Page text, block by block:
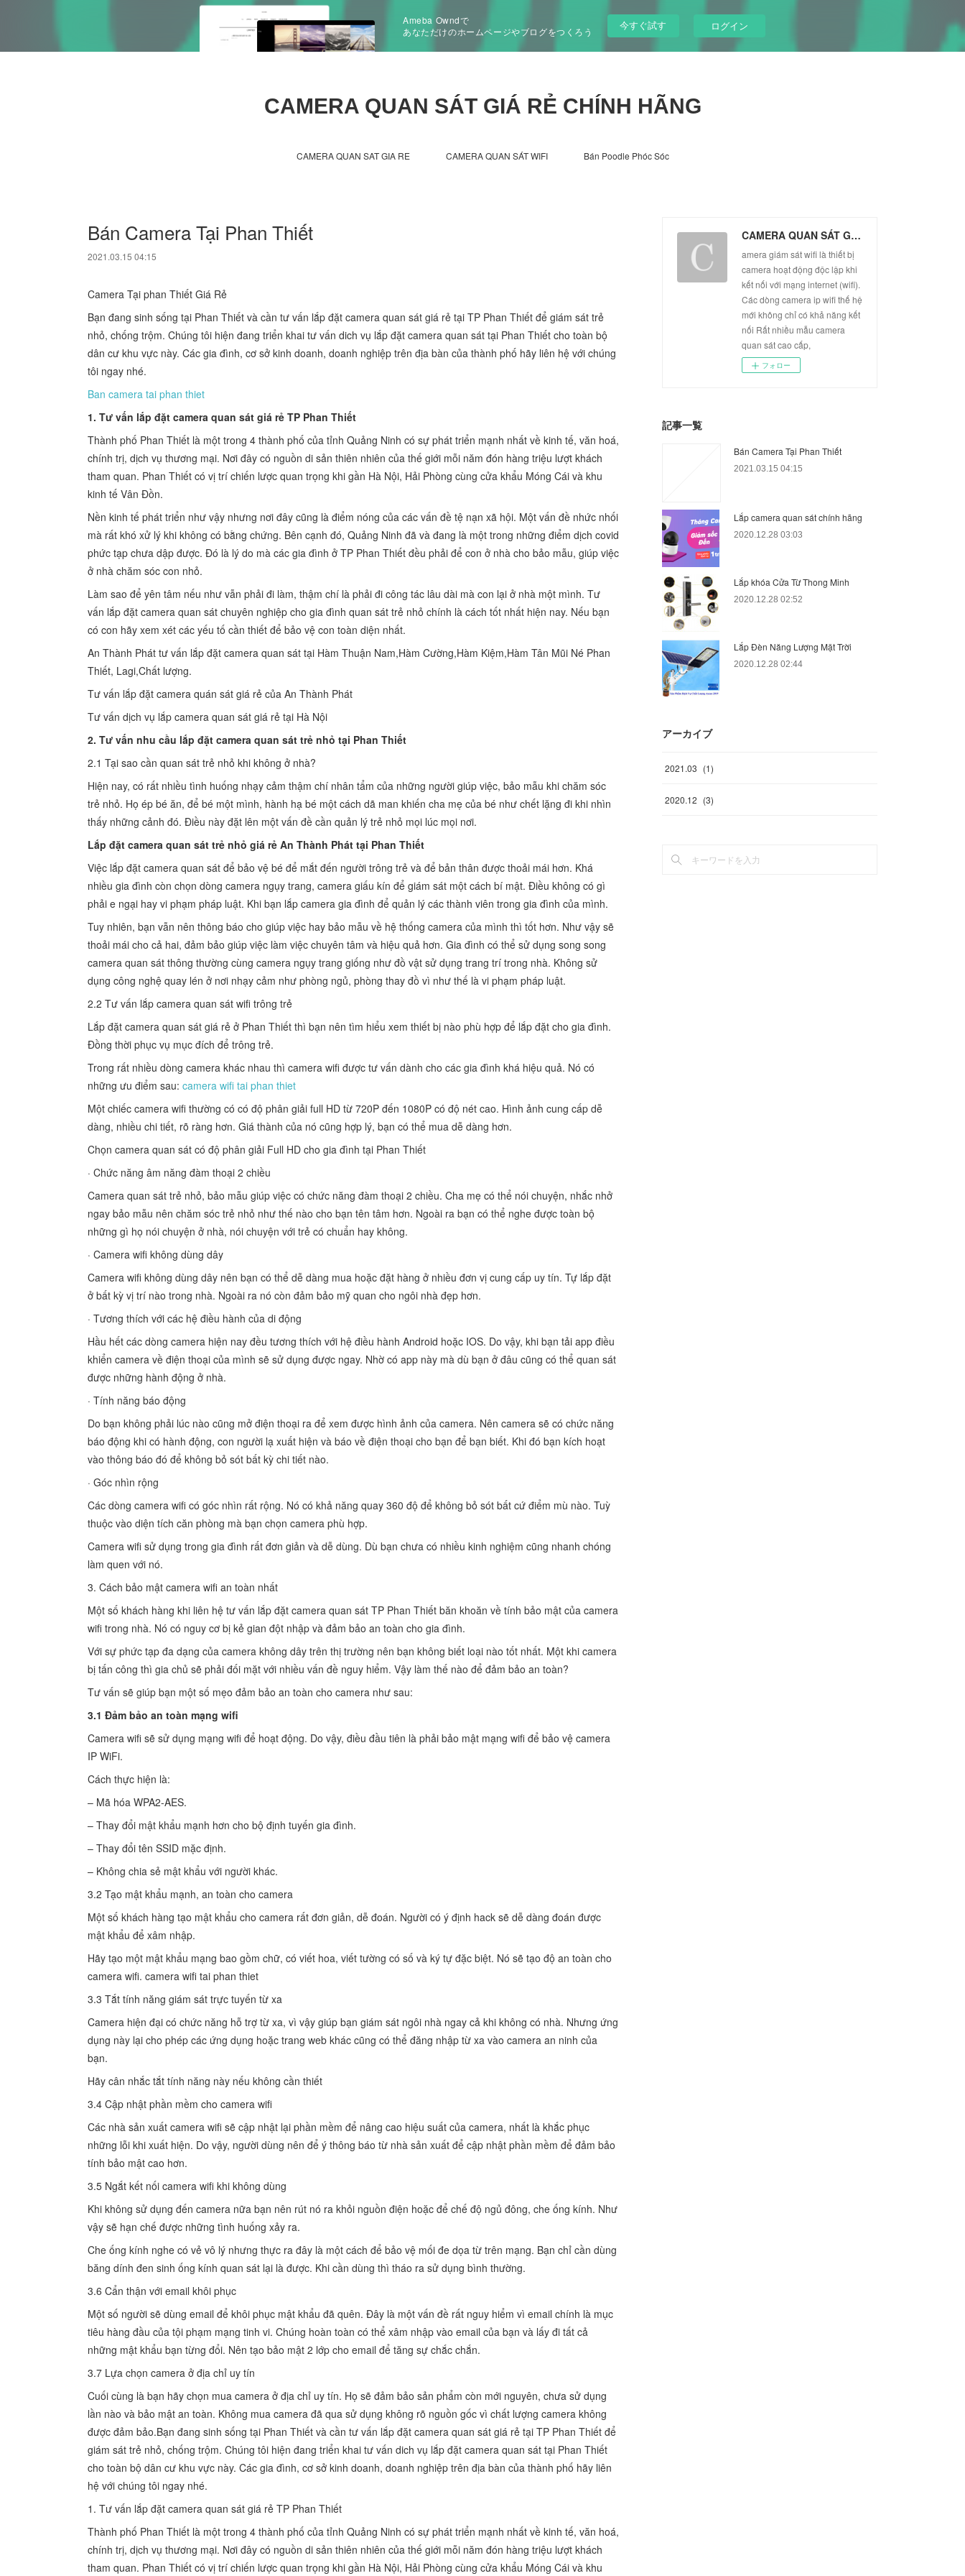
Ameba Owndで
あなただけのホームページやブログをつくろう
今すぐ試す ログイン
CAMERA QUAN SÁT GIÁ RẺ CHÍNH HÃNG
CAMERA QUAN SAT GIA RE CAMERA QUAN SÁT WIFI Bán Poodle Phóc Sóc
Bán Camera Tại Phan Thiết
2021.03.15 04:15
Camera Tại phan Thiết Giá Rẻ
Bạn đang sinh sống tại Phan Thiết và cần tư vấn lắp đặt camera quan sát giá rẻ tại TP Phan Thiết để giám sát trẻ
nhỏ, chống trộm. Chúng tôi hiện đang triển khai tư vấn dich vụ lắp đặt camera quan sát tại Phan Thiết cho toàn bộ
dân cư khu vực này. Các gia đình, cơ sở kinh doanh, doanh nghiệp trên địa bàn của thành phố hãy liên hệ với chúng
tôi ngay nhé.
Ban camera tai phan thiet
1. Tư vấn lắp đặt camera quan sát giá rẻ TP Phan Thiết
Thành phố Phan Thiết là một trong 4 thành phố của tỉnh Quảng Ninh có sự phát triển mạnh nhất về kinh tế, văn hoá,
chính trị, dịch vụ thương mại. Nơi đây có nguồn di sản thiên nhiên của thế giới mỗi năm đón hàng triệu lượt khách
tham quan. Phan Thiết có vị trí chiến lược quan trọng khi gần Hà Nội, Hải Phòng cùng cửa khẩu Móng Cái và khu
kinh tế Vân Đồn.
Nền kinh tế phát triển như vậy nhưng nơi đây cũng là điểm nóng của các vấn đề tệ nạn xã hội. Một vấn đề nhức nhối
mà rất khó xử lý khi không có bằng chứng. Bên cạnh đó, Quảng Ninh đã và đang là một trong những điểm dịch covid
phức tạp chưa dập được. Đó là lý do mà các gia đình ở TP Phan Thiết đều phải để con ở nhà cho bảo mẫu, giúp việc
ở nhà chăm sóc con nhỏ.
Làm sao để yên tâm nếu như vẫn phải đi làm, thậm chí là phải đi công tác lâu dài mà con lại ở nhà một mình. Tư
vấn lắp đặt camera quan sát chuyên nghiệp cho gia đình quan sát trẻ nhỏ chính là cách tốt nhất hiện nay. Nếu bạn
có con hãy xem xét các yếu tố cần thiết để bảo vệ con toàn diện nhất.
An Thành Phát tư vấn lắp đặt camera quan sát tại Hàm Thuận Nam,Hàm Cường,Hàm Kiệm,Hàm Tân Mũi Né Phan
Thiết, Lagi,Chất lượng.
Tư vấn lắp đặt camera quán sát giá rẻ của An Thành Phát
Tư vấn dịch vụ lắp camera quan sát giá rẻ tại Hà Nội
2. Tư vấn nhu cầu lắp đặt camera quan sát trẻ nhỏ tại Phan Thiết
2.1 Tại sao cần quan sát trẻ nhỏ khi không ở nhà?
Hiện nay, có rất nhiều tình huống nhạy cảm thậm chí nhân tẩm của những người giúp việc, bảo mẫu khi chăm sóc
trẻ nhỏ. Họ ép bé ăn, để bé một mình, hành hạ bé một cách dã man khiến cha mẹ của bé như chết lặng đi khi nhìn
thấy những cảnh đó. Điều này đặt lên một vấn đề cần quản lý trẻ nhỏ mọi lúc mọi nơi.
Lắp đặt camera quan sát trẻ nhỏ giá rẻ An Thành Phát tại Phan Thiết
Việc lắp đặt camera quan sát để bảo vệ bé để mắt đến người trông trẻ và để bản thân được thoải mái hơn. Khá
nhiều gia đình còn chọn dòng camera ngụy trang, camera giấu kín để giám sát một cách bí mật. Điều không có gì
phải e ngại hay vi phạm pháp luật. Khi bạn lắp camera gia đình để quản lý các thành viên trong gia đình của mình.
Tuy nhiên, bạn vẫn nên thông báo cho giúp việc hay bảo mẫu về hệ thống camera của mình thì tốt hơn. Như vậy sẽ
thoải mái cho cả hai, đảm bảo giúp việc làm việc chuyên tâm và hiệu quả hơn. Gia đình có thể sử dụng song song
camera quan sát thông thường cùng camera ngụy trang giống như đồ vật sử dụng trang trí trong nhà. Không sử
dụng công nghệ quay lén ở nơi nhạy cảm như phòng ngủ, phòng thay đồ vì như thế là vi phạm pháp luật.
2.2 Tư vấn lắp camera quan sát wifi trông trẻ
Lắp đặt camera quan sát giá rẻ ở Phan Thiết thì bạn nên tìm hiểu xem thiết bị nào phù hợp để lắp đặt cho gia đình.
Đồng thời phục vụ mục đích để trông trẻ.
Trong rất nhiều dòng camera khác nhau thì camera wifi được tư vấn dành cho các gia đình khá hiệu quả. Nó có
những ưu điểm sau: camera wifi tai phan thiet
Một chiếc camera wifi thường có có độ phân giải full HD từ 720P đến 1080P có độ nét cao. Hình ảnh cung cấp dễ
dàng, nhiều chi tiết, rõ ràng hơn. Giá thành của nó cũng hợp lý, bạn có thể mua dễ dàng hơn.
Chọn camera quan sát có độ phân giải Full HD cho gia đình tại Phan Thiết
· Chức năng âm năng đàm thoại 2 chiều
Camera quan sát trẻ nhỏ, bảo mẫu giúp việc có chức năng đàm thoại 2 chiều. Cha mẹ có thể nói chuyện, nhắc nhở
ngay bảo mẫu nên chăm sóc trẻ nhỏ như thế nào cho bạn tên tâm hơn. Ngoài ra bạn có thể nghe được toàn bộ
những gì họ nói chuyện ở nhà, nói chuyện với trẻ có chuẩn hay không.
· Camera wifi không dùng dây
Camera wifi không dùng dây nên bạn có thể dễ dàng mua hoặc đặt hàng ở nhiều đơn vị cung cấp uy tín. Tự lắp đặt
ở bất kỳ vị trí nào trong nhà. Ngoài ra nó còn đảm bảo mỹ quan cho ngôi nhà đẹp hơn.
· Tương thích với các hệ điều hành của di động
Hầu hết các dòng camera hiện nay đều tương thích với hệ điều hành Android hoặc IOS. Do vậy, khi bạn tải app điều
khiển camera về điện thoại của mình sẽ sử dụng được ngay. Nhờ có app này mà dù bạn ở đâu cũng có thể quan sát
được những hành động ở nhà.
· Tính năng báo động
Do bạn không phải lúc nào cũng mở điện thoại ra để xem được hình ảnh của camera. Nên camera sẽ có chức năng
báo động khi có hành động, con người lạ xuất hiện và báo về điện thoại cho bạn để bạn biết. Khi đó bạn kích hoạt
vào thông báo đó để không bỏ sót bất kỳ chi tiết nào.
· Góc nhìn rộng
Các dòng camera wifi có góc nhìn rất rộng. Nó có khả năng quay 360 độ để không bỏ sót bất cứ điểm mù nào. Tuỳ
thuộc vào diện tích căn phòng mà bạn chọn camera phù hợp.
Camera wifi sử dụng trong gia đình rất đơn giản và dễ dùng. Dù bạn chưa có nhiều kinh nghiệm cũng nhanh chóng
làm quen với nó.
3. Cách bảo mật camera wifi an toàn nhất
Một số khách hàng khi liên hệ tư vấn lắp đặt camera quan sát TP Phan Thiết băn khoăn về tính bảo mật của camera
wifi trong nhà. Nó có nguy cơ bị kẻ gian đột nhập và đảm bảo an toàn cho gia đình.
Với sự phức tạp đa dạng của camera không dây trên thị trường nên bạn không biết loại nào tốt nhất. Một khi camera
bị tấn công thì gia chủ sẽ phải đối mặt với nhiều vấn đề nguy hiểm. Vậy làm thế nào để đảm bảo an toàn?
Tư vấn sẽ giúp bạn một số mẹo đảm bảo an toàn cho camera như sau:
3.1 Đảm bảo an toàn mạng wifi
Camera wifi sẽ sử dụng mạng wifi để hoạt động. Do vậy, điều đầu tiên là phải bảo mật mạng wifi để bảo vệ camera
IP WiFi.
Cách thực hiện là:
– Mã hóa WPA2-AES.
– Thay đổi mật khẩu mạnh hơn cho bộ định tuyến gia đình.
– Thay đổi tên SSID mặc định.
– Không chia sẻ mật khẩu với người khác.
3.2 Tạo mật khẩu mạnh, an toàn cho camera
Một số khách hàng tạo mật khẩu cho camera rất đơn giản, dễ đoán. Người có ý định hack sẽ dễ dàng đoán được
mật khẩu để xâm nhập.
Hãy tạo một mật khẩu mạng bao gồm chữ, có viết hoa, viết tường có số và ký tự đặc biệt. Nó sẽ tạo độ an toàn cho
camera wifi. camera wifi tai phan thiet
3.3 Tắt tính năng giám sát trực tuyến từ xa
Camera hiện đại có chức năng hỗ trợ từ xa, vì vậy giúp bạn giám sát ngôi nhà ngay cả khi không có nhà. Nhưng ứng
dụng này lại cho phép các ứng dụng hoặc trang web khác cũng có thể đăng nhập từ xa vào camera an ninh của
bạn.
Hãy cân nhắc tắt tính năng này nếu không cần thiết
3.4 Cập nhật phần mềm cho camera wifi
Các nhà sản xuất camera wifi sẽ cập nhật lại phần mềm để nâng cao hiệu suất của camera, nhất là khắc phục
những lỗi khi xuất hiện. Do vậy, người dùng nên để ý thông báo từ nhà sản xuất để cập nhật phần mềm để đảm bảo
tính bảo mật cao hơn.
3.5 Ngắt kết nối camera wifi khi không dùng
Khi không sử dụng đến camera nữa bạn nên rút nó ra khỏi nguồn điện hoặc để chế độ ngủ đông, che ống kính. Như
vậy sẽ hạn chế được những tình huống xảy ra.
Che ống kính nghe có vẻ vô lý nhưng thực ra đây là một cách để bảo vệ mối đe dọa từ trên mạng. Bạn chỉ cần dùng
băng dính đen sinh ống kính quan sát lại là được. Khi cần dùng thì tháo ra sử dụng bình thường.
3.6 Cẩn thận với email khôi phục
Một số người sẽ dùng email để khôi phục mật khẩu đã quên. Đây là một vấn đề rất nguy hiểm vì email chính là mục
tiêu hàng đầu của tội phạm mạng tinh vi. Chúng hoàn toàn có thể xâm nhập vào email của bạn và lấy đi tất cả
những mật khẩu bạn từng đổi. Nên tạo bảo mật 2 lớp cho email để tăng sự chắc chắn.
3.7 Lựa chọn camera ở địa chỉ uy tín
Cuối cùng là bạn hãy chọn mua camera ở địa chỉ uy tín. Họ sẽ đảm bảo sản phẩm còn mới nguyên, chưa sử dụng
lần nào và bảo mật an toàn. Không mua camera đã qua sử dụng không rõ nguồn gốc vì chất lượng camera không
được đảm bảo.Bạn đang sinh sống tại Phan Thiết và cần tư vấn lắp đặt camera quan sát giá rẻ tại TP Phan Thiết để
giám sát trẻ nhỏ, chống trộm. Chúng tôi hiện đang triển khai tư vấn dich vụ lắp đặt camera quan sát tại Phan Thiết
cho toàn bộ dân cư khu vực này. Các gia đình, cơ sở kinh doanh, doanh nghiệp trên địa bàn của thành phố hãy liên
hệ với chúng tôi ngay nhé.
1. Tư vấn lắp đặt camera quan sát giá rẻ TP Phan Thiết
Thành phố Phan Thiết là một trong 4 thành phố của tỉnh Quảng Ninh có sự phát triển mạnh nhất về kinh tế, văn hoá,
chính trị, dịch vụ thương mại. Nơi đây có nguồn di sản thiên nhiên của thế giới mỗi năm đón hàng triệu lượt khách
tham quan. Phan Thiết có vị trí chiến lược quan trọng khi gần Hà Nội, Hải Phòng cùng cửa khẩu Móng Cái và khu
CAMERA QUAN SÁT GIÁ RẺ CHÍNH HÃNG
amera giám sát wifi là thiết bị
camera hoạt động độc lập khi
kết nối với mạng internet (wifi).
Các dòng camera ip wifi thế hệ
mới không chỉ có khả năng kết
nối Rất nhiều mẫu camera
quan sát cao cấp,
フォロー
記事一覧
Bán Camera Tại Phan Thiết
2021.03.15 04:15
Lắp camera quan sát chính hãng
2020.12.28 03:03
Lắp khóa Cửa Từ Thong Minh
2020.12.28 02:52
Lắp Đèn Năng Lượng Mặt Trời
2020.12.28 02:44
アーカイブ
2021.03 (1)
2020.12 (3)